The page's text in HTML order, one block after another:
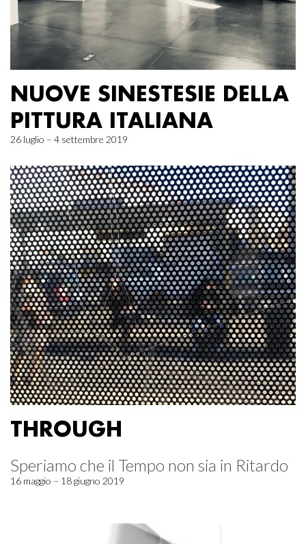
NUOVE SINESTESIE DELLA
PITTURA ITALIANA
26 luglio – 4 settembre 2019
THROUGH
Speriamo che il Tempo non sia in Ritardo
16 maggio – 18 giugno 2019